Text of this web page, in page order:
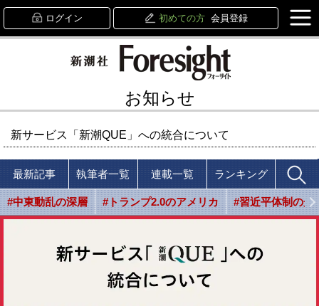
ログイン 初めての方 会員登録
お知らせ
新サービス「新潮QUE」への統合について
最新記事 執筆者一覧 連載一覧 ランキング
#中東動乱の深層 #トランプ2.0のアメリカ #習近平体制の光